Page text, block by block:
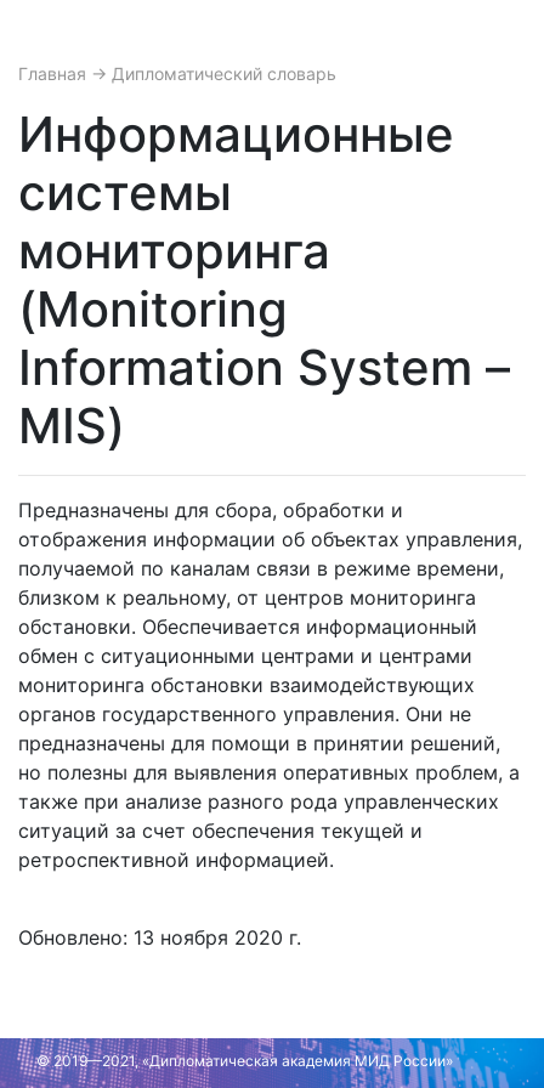
Главная → Дипломатический словарь
Информационные
системы
мониторинга
(Monitoring
Information System –
MIS)
Предназначены для сбора, обработки и
отображения информации об объектах управления,
получаемой по каналам связи в режиме времени,
близком к реальному, от центров мониторинга
обстановки. Обеспечивается информационный
обмен с ситуационными центрами и центрами
мониторинга обстановки взаимодействующих
органов государственного управления. Они не
предназначены для помощи в принятии решений,
но полезны для выявления оперативных проблем, а
также при анализе разного рода управленческих
ситуаций за счет обеспечения текущей и
ретроспективной информацией.
Обновлено: 13 ноября 2020 г.
© 2019—2021, «Дипломатическая академия МИД России»